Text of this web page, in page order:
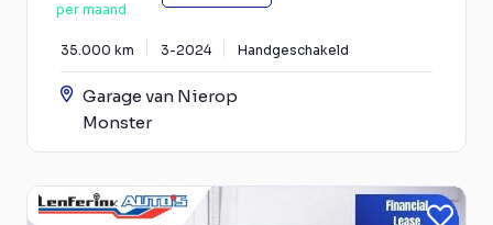
per maand
35.000 km 3-2024 Handgeschakeld
Garage van Nierop
Monster